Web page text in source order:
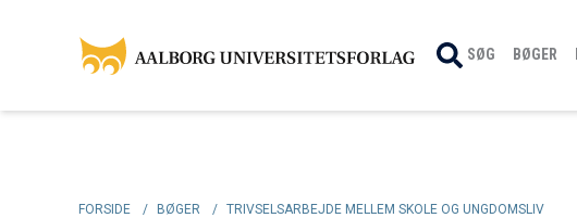
SØG BØGER
FORSIDE / BØGER / TRIVSELSARBEJDE MELLEM SKOLE OG UNGDOMSLIV